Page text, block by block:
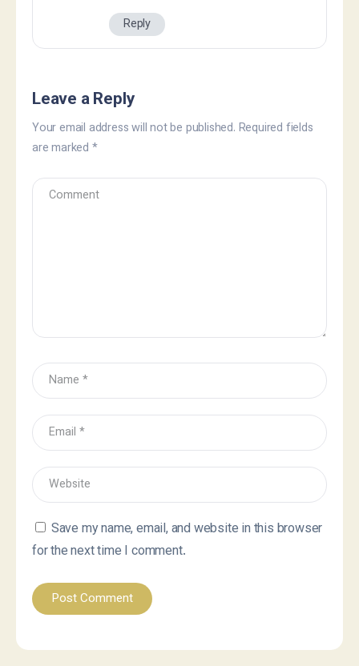
Reply
Leave a Reply
Your email address will not be published. Required fields
are marked *
Save my name, email, and website in this browser
for the next time I comment.